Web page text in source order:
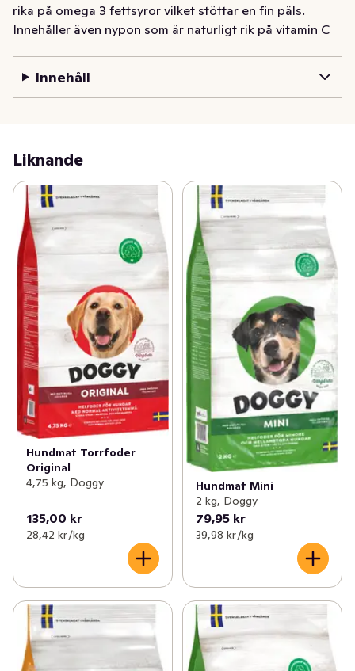
rika på omega 3 fettsyror vilket stöttar en fin päls.
Innehåller även nypon som är naturligt rik på vitamin C
Innehåll
Liknande
Hundmat Torrfoder
Original
4,75 kg, Doggy
135,00 kr
28,42 kr /kg
Hundmat Mini
2 kg, Doggy
79,95 kr
39,98 kr /kg